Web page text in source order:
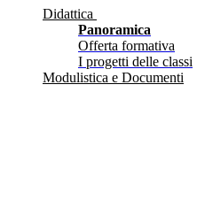
Didattica
Panoramica
Offerta formativa
I progetti delle classi
Modulistica e Documenti